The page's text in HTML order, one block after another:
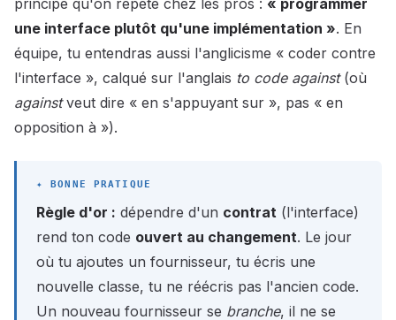
une interface plutôt qu'une implémentation ». En
équipe, tu entendras aussi l'anglicisme « coder contre
l'interface », calqué sur l'anglais to code against(où
againstveut dire « en s'appuyant sur », pas « en
opposition à »).
Règle d'or : dépendre d'un contrat (l'interface)
rend ton code ouvert au changement. Le jour
où tu ajoutes un fournisseur, tu écris une
nouvelle classe, tu ne réécris pas l'ancien code.
Un nouveau fournisseur se branche, il ne se